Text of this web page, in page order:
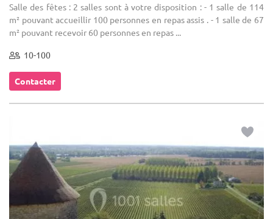
Salle des fêtes : 2 salles sont à votre disposition : - 1 salle de 114
m² pouvant accueillir 100 personnes en repas assis . - 1 salle de 67
m² pouvant recevoir 60 personnes en repas ...
10-100
Contacter